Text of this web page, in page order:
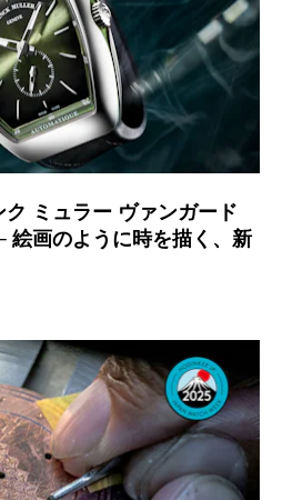
ミュラー ヴァンガード
絵画のように時を描く、新